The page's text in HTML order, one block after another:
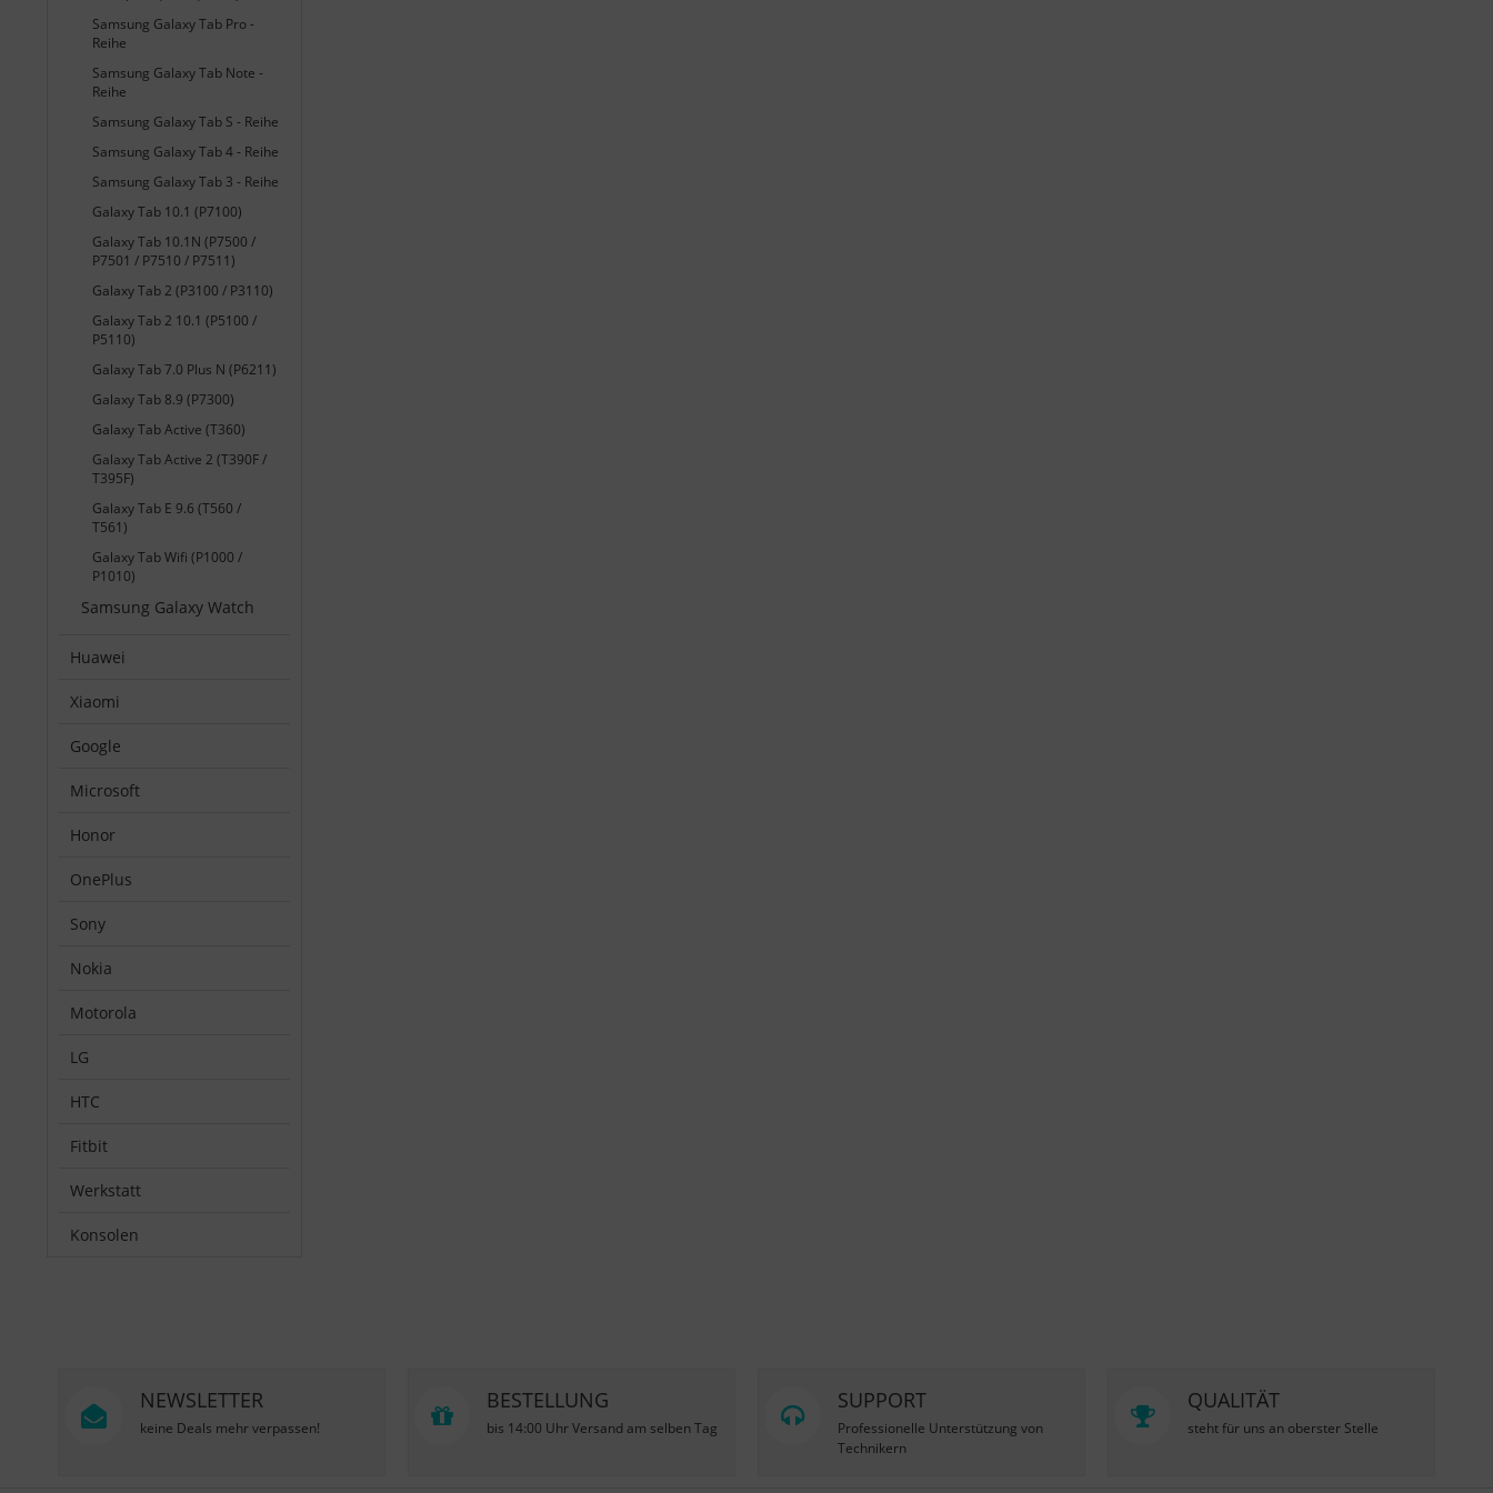
Samsung Galaxy Tab Pro -
Reihe
Samsung Galaxy Tab Note -
Reihe
Samsung Galaxy Tab S - Reihe
Samsung Galaxy Tab 4 - Reihe
Samsung Galaxy Tab 3 - Reihe
Galaxy Tab 10.1 (P7100)
Galaxy Tab 10.1N (P7500 /
P7501 / P7510 / P7511)
Galaxy Tab 2 (P3100 / P3110)
Galaxy Tab 2 10.1 (P5100 /
P5110)
Galaxy Tab 7.0 Plus N (P6211)
Galaxy Tab 8.9 (P7300)
Galaxy Tab Active (T360)
Galaxy Tab Active 2 (T390F /
T395F)
Galaxy Tab E 9.6 (T560 /
T561)
Galaxy Tab Wifi (P1000 /
P1010)
Samsung Galaxy Watch
Huawei
Xiaomi
Google
Microsoft
Honor
OnePlus
Sony
Nokia
Motorola
LG
HTC
Fitbit
Werkstatt
Konsolen
NEWSLETTER
keine Deals mehr verpassen!
BESTELLUNG
bis 14:00 Uhr Versand am selben Tag
SUPPORT
Professionelle Unterstützung von
Technikern
QUALITÄT
steht für uns an oberster Stelle